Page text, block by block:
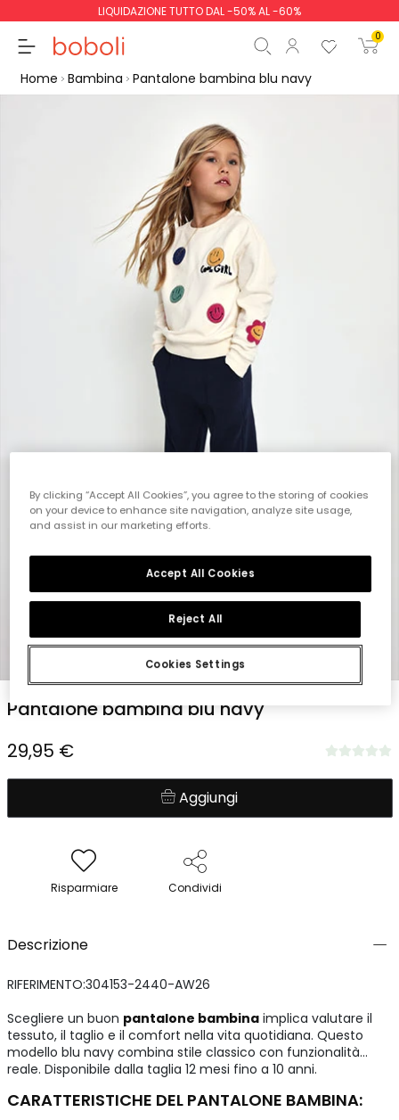
LIQUIDAZIONE TUTTO DAL -50% AL -60%
0
Continua
Home Bambina Pantalone bambina blu navy
1 2 3 4
Pantalone bambina blu navy
29,95 €
Aggiungi
Risparmiare Condividi
Descrizione
RIFERIMENTO:304153-2440-AW26
Scegliere un buon pantalone bambinaimplica valutare il
tessuto, il taglio e il comfort nella vita quotidiana. Questo
modello blu navy combina stile classico con funzionalità
reale. Disponibile dalla taglia 12 mesi fino a 10 anni.
CARATTERISTICHE DEL PANTALONE BAMBINA:
By clicking “Accept All Cookies”, you agree to the storing of cookies
on your device to enhance site navigation, analyze site usage,
and assist in our marketing efforts.
Cookies Settings
Reject All
Accept All Cookies